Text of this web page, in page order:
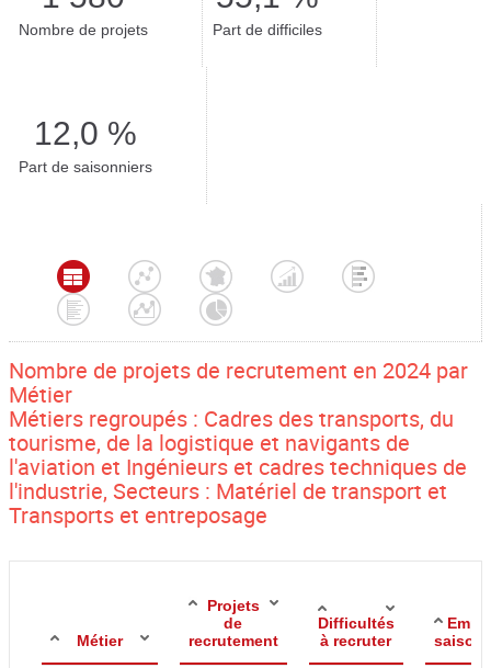
Nombre de projets Part de difficiles
12,0 %
Part de saisonniers
Nombre de projets de recrutement en 2024 par
Métier
Métiers regroupés : Cadres des transports, du
tourisme, de la logistique et navigants de
l'aviation et Ingénieurs et cadres techniques de
l'industrie, Secteurs : Matériel de transport et
Transports et entreposage
Métier
Projets
de
recrutement
Difficultés
à recruter